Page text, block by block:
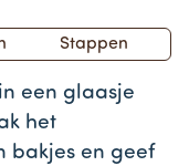
Stappen
een glaasje
het
bakjes en geef